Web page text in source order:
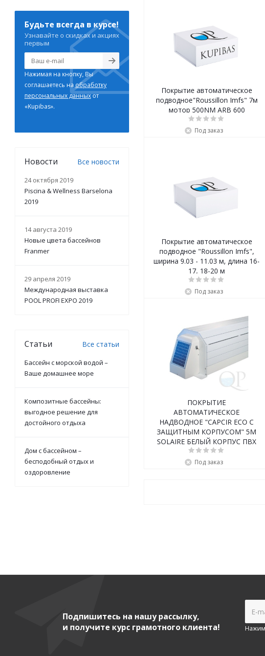
Покрытие автоматическое
подводное"Roussillon Imfs" 7м
мотор 500NM ARB 600
Под заказ
Покрытие автоматическое
подводное "Roussillon Imfs",
ширина 9.03 - 11.03 м, длина 16-
17, 18-20 м
Под заказ
ПОКРЫТИЕ
АВТОМАТИЧЕСКОЕ
НАДВОДНОЕ "CAPCIR ECO С
ЗАЩИТНЫМ КОРПУСОМ" 5M
SOLAIRE БЕЛЫЙ КОРПУС ПВХ
<=12M
Под заказ
Будьте всегда в курсе!
Узнавайте о скидках и акциях
первым
Нажимая на кнопку, Вы
соглашаетесь наобработку
персональных данныхот
«Kupibas».
Новости Все новости
24 октября 2019
Piscina & Wellness Barselona
2019
14 августа 2019
Новые цвета бассейнов
Franmer
29 апреля 2019
Международная выставка
POOL PROFI EXPO 2019
Статьи Все статьи
Бассейн с морской водой –
Ваше домашнее море
Композитные бассейны:
выгодное решение для
достойного отдыха
Дом с бассейном –
бесподобный отдых и
оздоровление
Подпишитесь на нашу рассылку,
и получите курс грамотного клиента!